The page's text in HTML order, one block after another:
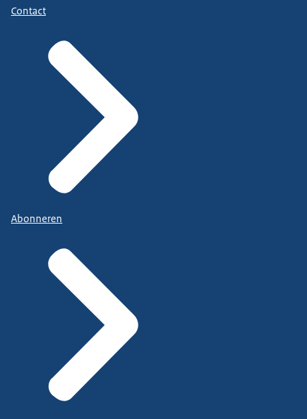
Contact
Abonneren